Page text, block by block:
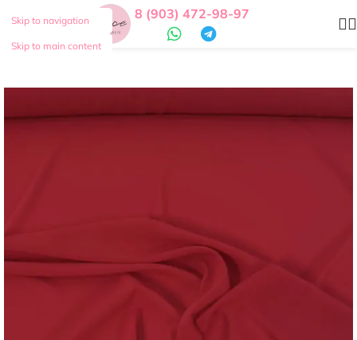
Skip to navigation
Skip to main content
8 (903) 472-98-97